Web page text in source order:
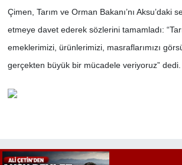
Çimen, Tarım ve Orman Bakanı’nı Aksu’daki
etmeye davet ederek sözlerini tamamladı:
emeklerimizi, ürünlerimizi, masraflarımızı
gerçekten büyük bir mücadele veriyoruz” dedi.